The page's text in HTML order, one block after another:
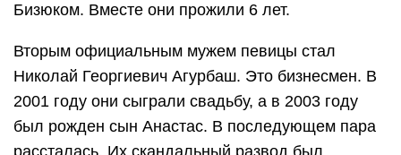
Бизюком. Вместе они прожили 6 лет.
Вторым официальным мужем певицы стал
Николай Георгиевич Агурбаш. Это бизнесмен. В
2001 году они сыграли свадьбу, а в 2003 году
был рожден сын Анастас. В последующем пара